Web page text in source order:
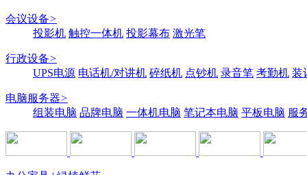
会议设备>
投影机 触控一体机 投影幕布 激光笔
行政设备>
UPS电源 电话机/对讲机 碎纸机 点钞机 录音笔 考勤机 装
电脑服务器>
组装电脑 品牌电脑 一体机电脑 笔记本电脑 平板电脑 服